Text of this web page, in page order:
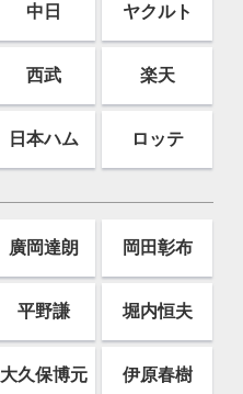
中日 ヤクルト
西武 楽天
日本ハム ロッテ
廣岡達朗 岡田彰布
平野謙 堀内恒夫
大久保博元 伊原春樹